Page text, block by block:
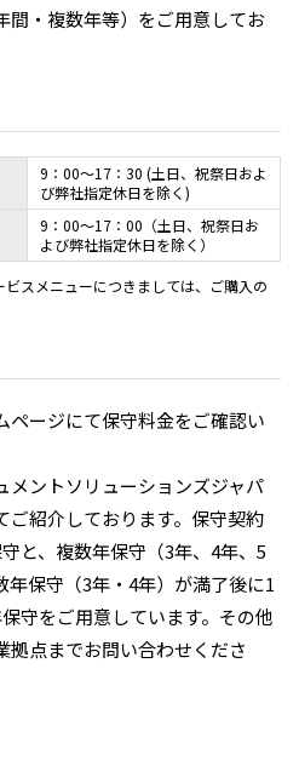
間・複数年等）をご用意してお
9：00～17：30 (土日、祝祭日およ
び弊社指定休日を除く)
9：00～17：00（土日、祝祭日お
よび弊社指定休日を除く）
スメニューにつきましては、ご購入の
ページにて保守料金をご確認い
メントソリューションズジャパ
ご紹介しております。保守契約
と、複数年保守（3年、4年、5
保守（3年・4年）が満了後に1
守をご用意しています。その他
拠点までお問い合わせくださ